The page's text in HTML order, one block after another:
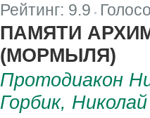
Рейтинг: 9.9
ПАМЯТИ
(МОРМЫЛЯ)
Протодиакон
Горбик,